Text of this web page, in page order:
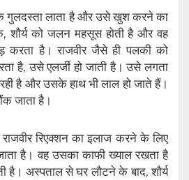
गुलदस्ता लाता है और उसे खुश करने का
शौर्य को जलन महसूस होती है और वह
है। राजवीर जैसे ही पलकी को
है, उसे एलर्जी हो जाती है। उसे लगता
है और उसके हाथ भी लाल हो जाते हैं।
जाता है।
रिएक्शन का इलाज करने के लिए
है। वह उसका काफी ख्याल रखता है
है। अस्पताल से घर लौटने के बाद, शौर्य